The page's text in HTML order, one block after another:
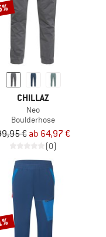
CHILLAZ
Neo
Boulderhose
€ ab 64,97 €
(0)